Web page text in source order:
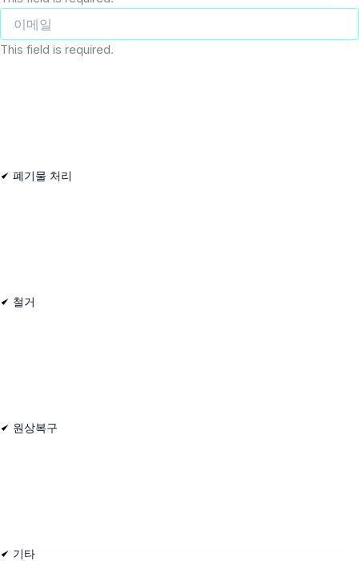
This field is required.
폐기물 처리
철거
원상복구
기타